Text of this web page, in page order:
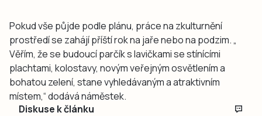
Pokud vše půjde podle plánu, práce na zkulturnění
prostředí se zahájí příští rok na jaře nebo na podzim. „
Věřím, že se budoucí parčík s lavičkami se stínícími
plachtami, kolostavy, novým veřejným osvětlením a
bohatou zelení, stane vyhledávaným a atraktivním
místem,“ dodává náměstek.
Diskuse k článku